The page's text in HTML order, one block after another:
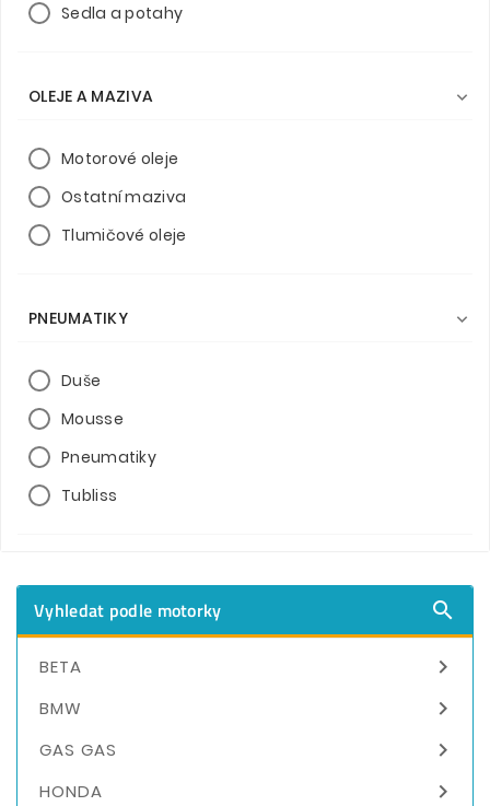
Sedla a potahy
OLEJE A MAZIVA 
Motorové oleje
Ostatní maziva
Tlumičové oleje
PNEUMATIKY 
Duše
Mousse
Pneumatiky
Tubliss
Vyhledat podle motorky 
BETA 
BMW 
GAS GAS 
HONDA 